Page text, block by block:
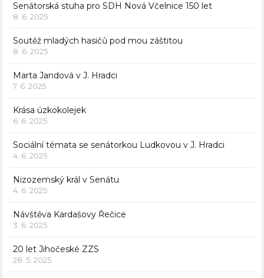
Senátorská stuha pro SDH Nová Včelnice 150 let
8. 6. 2025
Soutěž mladých hasičů pod mou záštitou
8. 6. 2025
Marta Jandová v J. Hradci
7. 6. 2025
Krása úzkokolejek
6. 6. 2025
Sociální témata se senátorkou Ludkovou v J. Hradci
4. 6. 2025
Nizozemský král v Senátu
4. 6. 2025
Návštěva Kardašovy Řečice
3. 6. 2025
20 let Jihočeské ZZS
28. 5. 2025